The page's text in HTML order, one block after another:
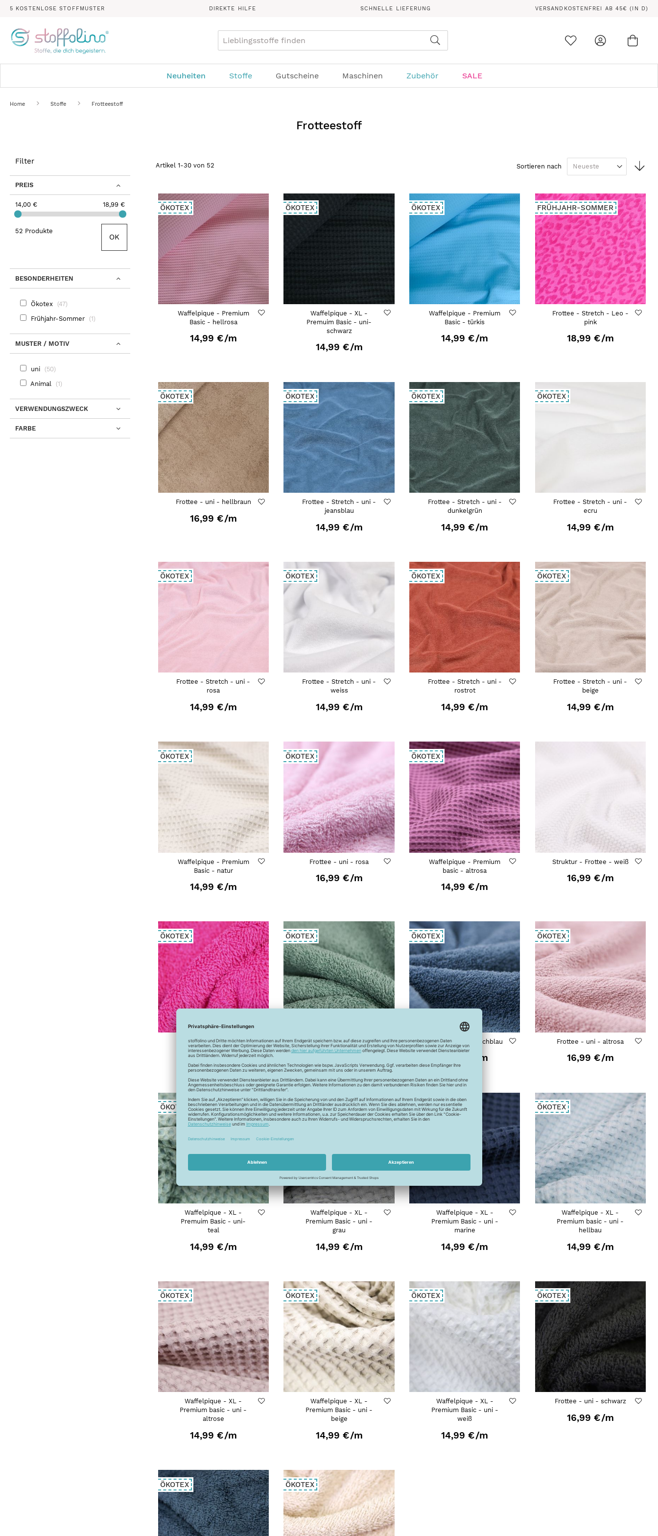
5 KOSTENLOSE STOFFMUSTER DIREKTE HILFE SCHNELLE LIEFERUNG VERSANDKOSTENFREI AB 45€ (IN D)
Neuheiten Stoffe Gutscheine Maschinen Zubehör SALE
Home Stoffe Frotteestoff
Frotteestoff
Artikel 1-30von 52 Sortieren nach
ÖKOTEX
Waffelpique - Premium
Basic - hellrosa
14,99 €/m
ÖKOTEX
Waffelpique - XL -
Premuim Basic - uni-
schwarz
14,99 €/m
ÖKOTEX
Waffelpique - Premium
Basic - türkis
14,99 €/m
FRÜHJAHR-SOMMER
Frottee - Stretch - Leo -
pink
18,99 €/m
ÖKOTEX
Frottee - uni - hellbraun
16,99 €/m
ÖKOTEX
Frottee - Stretch - uni -
jeansblau
14,99 €/m
ÖKOTEX
Frottee - Stretch - uni -
dunkelgrün
14,99 €/m
ÖKOTEX
Frottee - Stretch - uni -
ecru
14,99 €/m
ÖKOTEX
Frottee - Stretch - uni -
rosa
14,99 €/m
ÖKOTEX
Frottee - Stretch - uni -
weiss
14,99 €/m
ÖKOTEX
Frottee - Stretch - uni -
rostrot
14,99 €/m
ÖKOTEX
Frottee - Stretch - uni -
beige
14,99 €/m
ÖKOTEX
Waffelpique - Premium
Basic - natur
14,99 €/m
ÖKOTEX
Frottee - uni - rosa
16,99 €/m
ÖKOTEX
Waffelpique - Premium
basic - altrosa
14,99 €/m
Struktur - Frottee - weiß
16,99 €/m
ÖKOTEX
Frottee - uni - pink
16,99 €/m
ÖKOTEX
Frottee - uni - teal
ÖKOTEX
Frottee - uni - rauchblau
/m
ÖKOTEX
Frottee - uni - altrosa
16,99 €/m
ÖKOTEX
Waffelpique - XL -
Premuim Basic - uni-
teal
14,99 €/m
ÖKOTEX
Waffelpique - XL -
Premium Basic - uni -
grau
14,99 €/m
ÖKOTEX
Waffelpique - XL -
Premium Basic - uni -
marine
14,99 €/m
ÖKOTEX
Waffelpique - XL -
Premium basic - uni -
hellbau
14,99 €/m
ÖKOTEX
Waffelpique - XL -
Premium basic - uni -
altrose
14,99 €/m
ÖKOTEX
Waffelpique - XL -
Premium Basic - uni -
beige
14,99 €/m
ÖKOTEX
Waffelpique - XL -
Premium Basic - uni -
weiß
14,99 €/m
ÖKOTEX
Frottee - uni - schwarz
16,99 €/m
ÖKOTEX ÖKOTEX
Filter
PREIS
14,00 € 18,99 €
52 Produkte
OK
BESONDERHEITEN
Ökotex 47
Frühjahr-Sommer 1
MUSTER / MOTIV
uni 50
Animal 1
VERWENDUNGSZWECK
FARBE